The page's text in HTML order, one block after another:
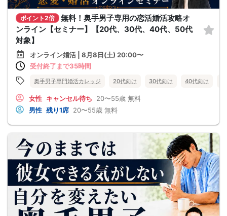
ポイント2倍
無料！奥手男子専用の恋活婚活攻略オ
ンライン【セミナー】【20代、30代、40代、50代
対象】
オンライン婚活 | 8月8日(土) 20:00〜
受付終了まで35時間
奥手男子専門婚活カレッジ 20代向け 30代向け 40代向け
女性 キャンセル待ち 20〜55歳 無料
男性 残り1席 20〜55歳 無料